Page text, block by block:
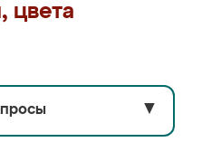
цвета
▼